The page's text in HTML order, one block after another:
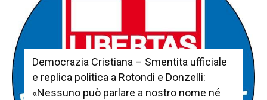
Democrazia Cristiana – Smentita ufficiale
e replica politica a Rotondi e Donzelli:
«Nessuno può parlare a nostro nome né